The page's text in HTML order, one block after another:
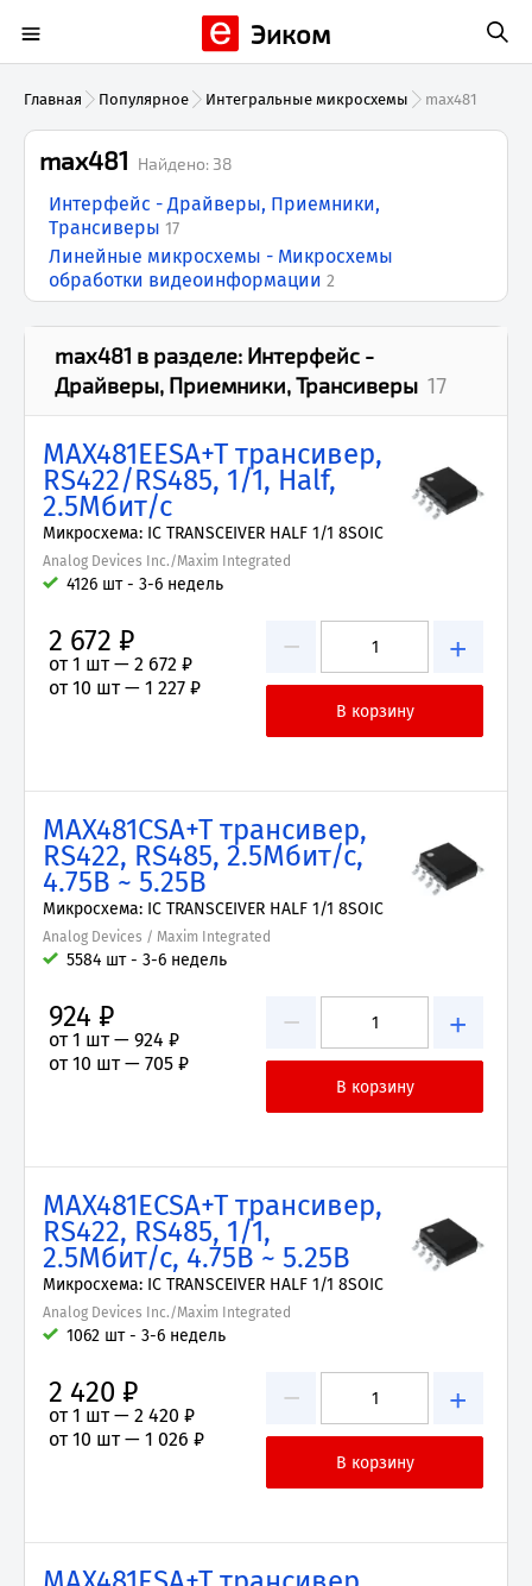
Эиком
Главная Популярное Интегральные микросхемы max481
max481 Найдено: 38
Интерфейс - Драйверы, Приемники,
Трансиверы 17
Линейные микросхемы - Микросхемы
обработки видеоинформации 2
max481 в разделе: Интерфейс -
Драйверы, Приемники, Трансиверы 17
MAX481EESA+T трансивер,
RS422/RS485, 1/1, Half,
2.5Мбит/с
Микросхема: IC TRANSCEIVER HALF 1/1 8SOIC
Analog Devices Inc./Maxim Integrated
4126 шт - 3-6 недель
− +
2 672 ₽
от 1 шт — 2 672 ₽
от 10 шт — 1 227 ₽
MAX481CSA+T трансивер,
RS422, RS485, 2.5Мбит/с,
4.75В ~ 5.25В
Микросхема: IC TRANSCEIVER HALF 1/1 8SOIC
Analog Devices / Maxim Integrated
5584 шт - 3-6 недель
− +
924 ₽
от 1 шт — 924 ₽
от 10 шт — 705 ₽
MAX481ECSA+T трансивер,
RS422, RS485, 1/1,
2.5Мбит/с, 4.75В ~ 5.25В
Микросхема: IC TRANSCEIVER HALF 1/1 8SOIC
Analog Devices Inc./Maxim Integrated
1062 шт - 3-6 недель
− +
2 420 ₽
от 1 шт — 2 420 ₽
от 10 шт — 1 026 ₽